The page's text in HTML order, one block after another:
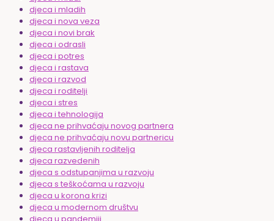
djeca i mladih
djeca i nova veza
djeca i novi brak
djeca i odrasli
djeca i potres
djeca i rastava
djeca i razvod
djeca i roditelji
djeca i stres
djeca i tehnologija
djeca ne prihvaćaju novog partnera
djeca ne prihvaćaju novu partnericu
djeca rastavljenih roditelja
djeca razvedenih
djeca s odstupanjima u razvoju
djeca s teškoćama u razvoju
djeca u korona krizi
djeca u modernom društvu